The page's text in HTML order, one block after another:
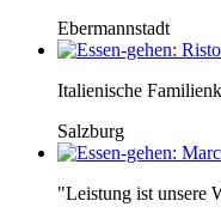
Ebermannstadt
Italienische
Salzburg
"Leistung ist unsere